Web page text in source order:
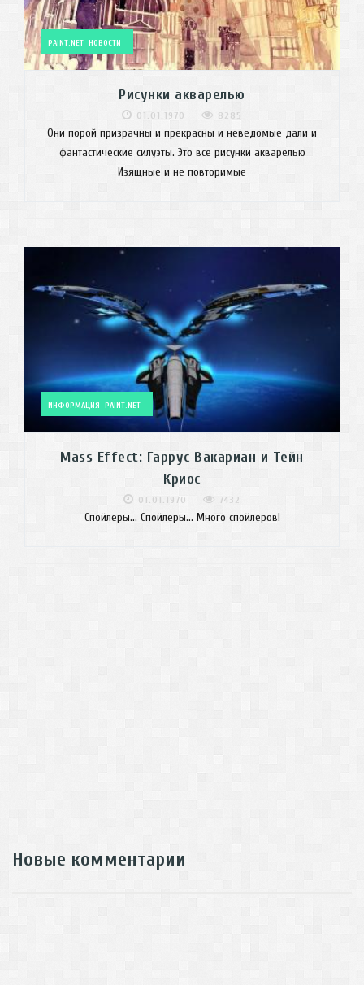
PAINT.NET НОВОСТИ
Рисунки акварелью
01.01.1970 8285
Они порой призрачны и прекрасны и неведомые дали и
фантастические силуэты. Это все рисунки акварелью
Изящные и не повторимые
ИНФОРМАЦИЯ PAINT.NET
Mass Effect: Гаррус Вакариан и Тейн
Криос
01.01.1970 7432
Спойлеры... Спойлеры... Много спойлеров!
Новые комментарии